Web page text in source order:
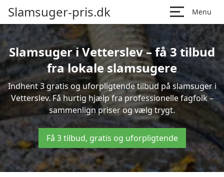
Slamsuger-pris.dk Menu
Slamsuger i Vetterslev – få 3 tilbud
fra lokale slamsugere
Indhent 3 gratis og uforpligtende tilbud på slamsuger i
Vetterslev. Få hurtig hjælp fra professionelle fagfolk –
sammenlign priser og vælg trygt.
Få 3 tilbud, gratis og uforpligtende